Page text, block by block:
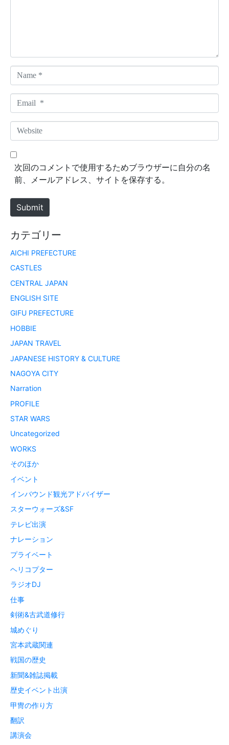
a
m
*
m
a
*
W
e
b
e
次回のコメントで使用するためブラウザーに自分の名
前、メールアドレス、サイトを保存する。
Submit
カテゴリー
AICHI PREFECTURE
CASTLES
CENTRAL JAPAN
ENGLISH SITE
GIFU PREFECTURE
HOBBIE
JAPAN TRAVEL
JAPANESE HISTORY & CULTURE
NAGOYA CITY
Narration
PROFILE
STAR WARS
Uncategorized
WORKS
そのほか
イベント
インバウンド観光アドバイザー
スターウォーズ&SF
テレビ出演
ナレーション
プライベート
ヘリコプター
ラジオDJ
仕事
剣術&古武道修行
城めぐり
宮本武蔵関連
戦国の歴史
新聞&雑誌掲載
歴史イベント出演
甲冑の作り方
翻訳
講演会